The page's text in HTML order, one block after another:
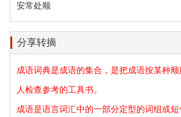
安常处顺
分享转摘
成语词典是成语的集合，是把成语按某种
人检查参考的工具书。
成语是语言词汇中的一部分定型的词组或短